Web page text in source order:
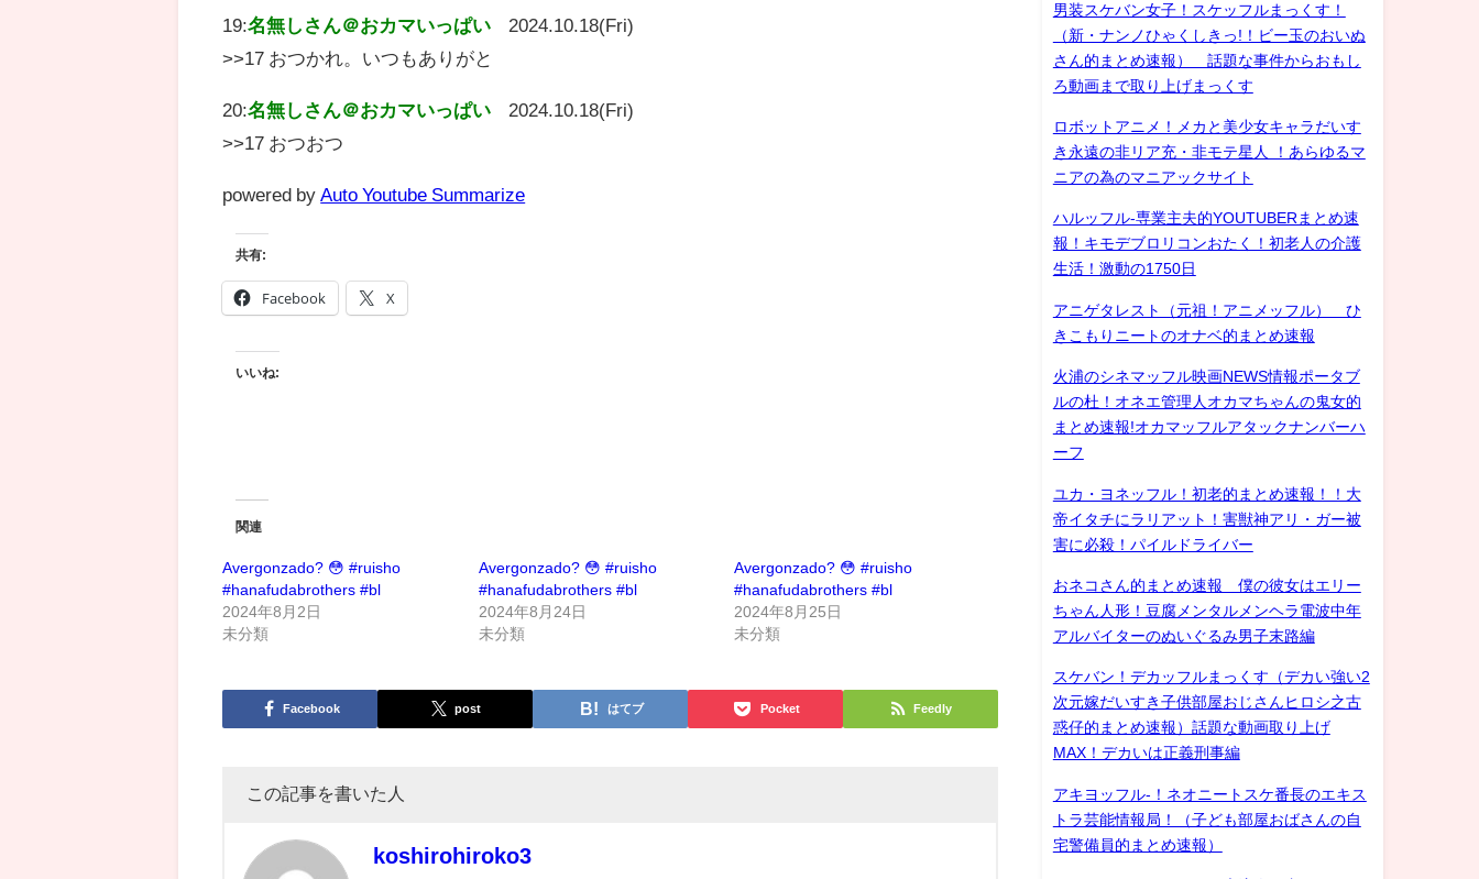
19:名無しさん＠おカマいっぱい
2024.10.18(Fri)
>>17 おつかれ。いつもありがと
20:名無しさん＠おカマいっぱい
2024.10.18(Fri)
>>17 おつおつ
powered by Auto Youtube Summarize
共有:
Facebook X
いいね:
関連
Avergonzado? 😳 #ruisho
#hanafudabrothers #bl
2024年8月2日
未分類
Avergonzado? 😳 #ruisho
#hanafudabrothers #bl
2024年8月24日
未分類
Avergonzado? 😳 #ruisho
#hanafudabrothers #bl
2024年8月25日
未分類
Facebook post はてブ Pocket Feedly
この記事を書いた人
koshirohiroko3
男装スケバン女子！スケッフルまっくす！
（新・ナンノひゃくしきっ!！ビー玉のおいぬ
さん的まとめ速報） 話題な事件からおもし
ろ動画まで取り上げまっくす
ロボットアニメ！メカと美少女キャラだいす
き永遠の非リア充・非モテ星人 ！あらゆるマ
ニアの為のマニアックサイト
ハルッフル-専業主夫的YOUTUBERまとめ速
報！キモデブロリコンおたく！初老人の介護
生活！激動の1750日
アニゲタレスト（元祖！アニメッフル） ひ
きこもりニートのオナベ的まとめ速報
火浦のシネマッフル映画NEWS情報ポータブ
ルの杜！オネエ管理人オカマちゃんの鬼女的
まとめ速報!オカマッフルアタックナンバーハ
ーフ
ユカ・ヨネッフル！初老的まとめ速報！！大
帝イタチにラリアット！害獣神アリ・ガー被
害に必殺！パイルドライバー
おネコさん的まとめ速報 僕の彼女はエリー
ちゃん人形！豆腐メンタルメンヘラ電波中年
アルバイターのぬいぐるみ男子末路編
スケバン！デカッフルまっくす（デカい強い2
次元嫁だいすき子供部屋おじさんヒロシ之古
惑仔的まとめ速報）話題な動画取り上げ
MAX！デカいは正義刑事編
アキヨッフル-！ネオニートスケ番長のエキス
トラ芸能情報局！（子ども部屋おばさんの自
宅警備員的まとめ速報）